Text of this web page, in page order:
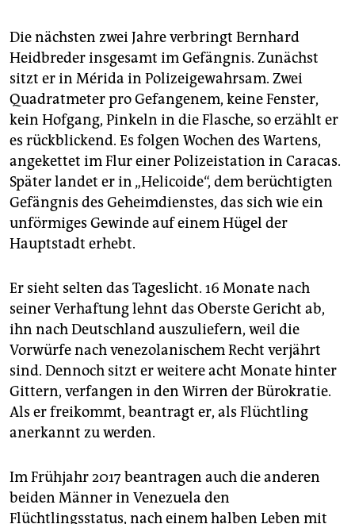
Die nächsten zwei Jahre verbringt Bernhard
Heidbreder insgesamt im Gefängnis. Zunächst
sitzt er in Mérida in Polizeigewahrsam. Zwei
Quadratmeter pro Gefangenem, keine Fenster,
kein Hofgang, Pinkeln in die Flasche, so erzählt er
es rückblickend. Es folgen Wochen des Wartens,
angekettet im Flur einer Polizeistation in Caracas.
Später landet er in „Helicoide“, dem berüchtigten
Gefängnis des Geheimdienstes, das sich wie ein
unförmiges Gewinde auf einem Hügel der
Hauptstadt erhebt.
Er sieht selten das Tageslicht. 16 Monate nach
seiner Verhaftung lehnt das Oberste Gericht ab,
ihn nach Deutschland auszuliefern, weil die
Vorwürfe nach venezolanischem Recht verjährt
sind. Dennoch sitzt er weitere acht Monate hinter
Gittern, verfangen in den Wirren der Bürokratie.
Als er freikommt, beantragt er, als Flüchtling
anerkannt zu werden.
Im Frühjahr 2017 beantragen auch die anderen
beiden Männer in Venezuela den
Flüchtlingsstatus, nach einem halben Leben mit